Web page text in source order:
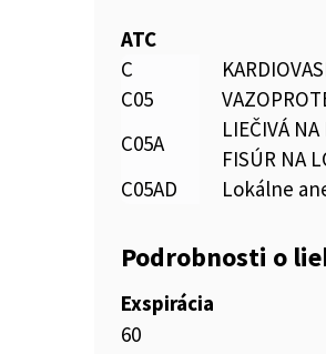
ATC
C
C05
C05A
LIEČIVÁ
FISÚR NA
C05AD
Lokálne
Podrobnosti o
Exspirácia
60